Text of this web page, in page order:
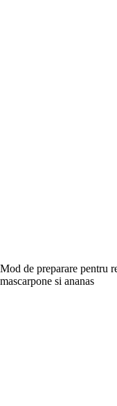
Mod de preparare pentru
mascarpone si ananas